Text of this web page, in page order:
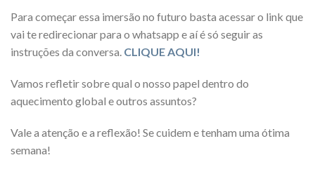
Para começar essa imersão no futuro basta acessar o link que
vai te redirecionar para o whatsapp e aí é só seguir as
instruções da conversa. CLIQUE AQUI!
Vamos refletir sobre qual o nosso papel dentro do
aquecimento global e outros assuntos?
Vale a atenção e a reflexão! Se cuidem e tenham uma ótima
semana!